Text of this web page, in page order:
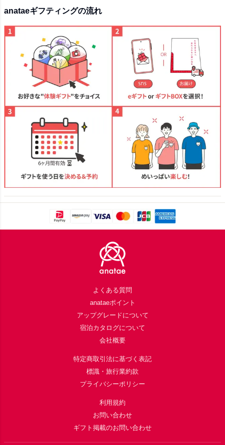
anataeギフティングの流れ
よくある質問
anataeポイント
アップグレードについて
宿泊カタログについて
会社概要
特定商取引法に基づく表記
標識・旅行業約款
プライバシーポリシー
利用規約
お問い合わせ
ギフト掲載のお問い合わせ